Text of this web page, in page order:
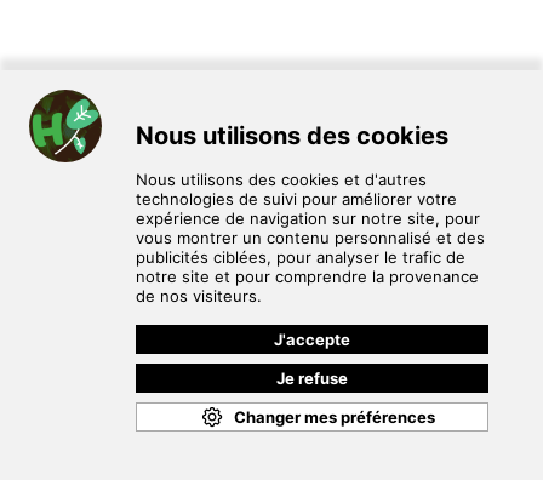
plantes et de graines entre particuliers.